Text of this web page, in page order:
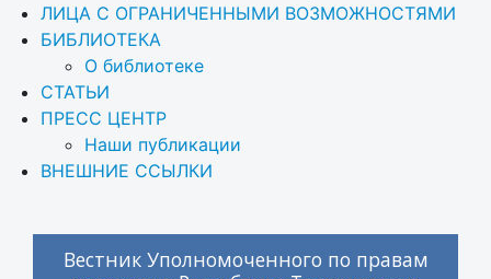
ЛИЦА С ОГРАНИЧЕННЫМИ ВОЗМОЖНОСТЯМИ
БИБЛИОТЕКА
О библиотеке
СТАТЬИ
ПРЕСС ЦЕНТР
Наши публикации
ВНЕШНИЕ ССЫЛКИ
Вестник Уполномоченного по правам